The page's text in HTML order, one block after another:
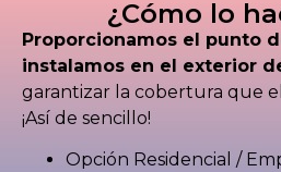
¿Cómo lo
Proporcionamos el punto
instalamos en el exterior
garantizar la cobertura que
¡Así de sencillo!
Opción Residencial /